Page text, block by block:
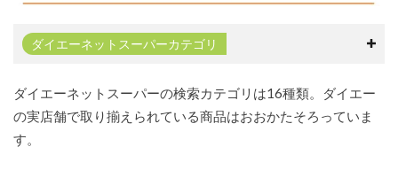
トス
デメ
リッ
トと
は？
ダイエーネットスーパーカテゴリ
ダイエーネットスーパーの検索カテゴリは16種類。ダイエー
の実店舗で取り揃えられている商品はおおかたそろっていま
す。